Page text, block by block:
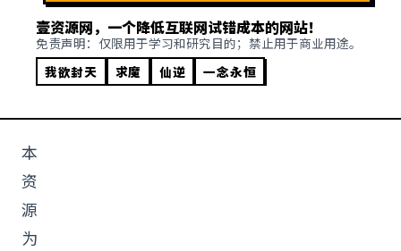
壹资源网，一个降低互联网试错成本的网站！
免责声明：仅限用于学习和研究目的；禁止用于商业用途。
我欲封天
求魔 仙逆 一念永恒
本
资
源
为